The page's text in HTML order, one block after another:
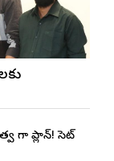
మెగా ప్లాన్! సెట్